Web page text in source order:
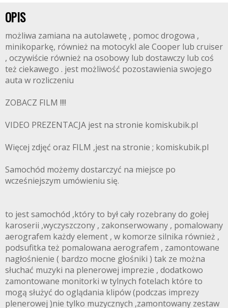
OPIS
możliwa zamiana na autolawetę , pomoc drogowa ,
minikoparkę, również na motocykl ale Cooper lub cruiser
, oczywiście również na osobowy lub dostawczy lub coś
też ciekawego . jest możliwość pozostawienia swojego
auta w rozliczeniu
ZOBACZ FILM !!!!
VIDEO PREZENTACJA jest na stronie komiskubik.pl
Więcej zdjęć oraz FILM ,jest na stronie ; komiskubik.pl
Samochód możemy dostarczyć na miejsce po
wcześniejszym umówieniu się.
to jest samochód ,który to był cały rozebrany do gołej
karoserii ,wyczyszczony , zakonserwowany , pomalowany
aerografem każdy element , w komorze silnika również ,
podsufitka też pomalowana aerografem , zamontowane
nagłośnienie ( bardzo mocne głośniki ) tak ze można
słuchać muzyki na plenerowej imprezie , dodatkowo
zamontowane monitorki w tylnych fotelach które to
mogą służyć do oglądania klipów (podczas imprezy
plenerowej )nie tylko muzycznych ,zamontowany zestaw